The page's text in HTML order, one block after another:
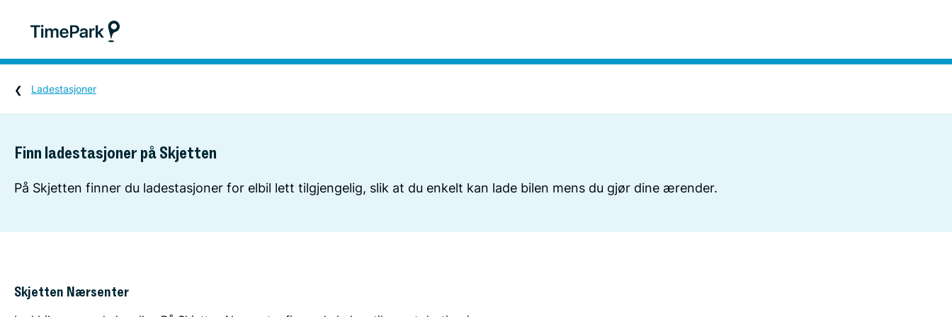
Ladestasjoner
Finn ladestasjoner på Skjetten
På Skjetten finner du ladestasjoner for elbil lett tilgjengelig, slik at du enkelt kan lade bilen mens du gjør dine ærender.
Skjetten Nærsenter